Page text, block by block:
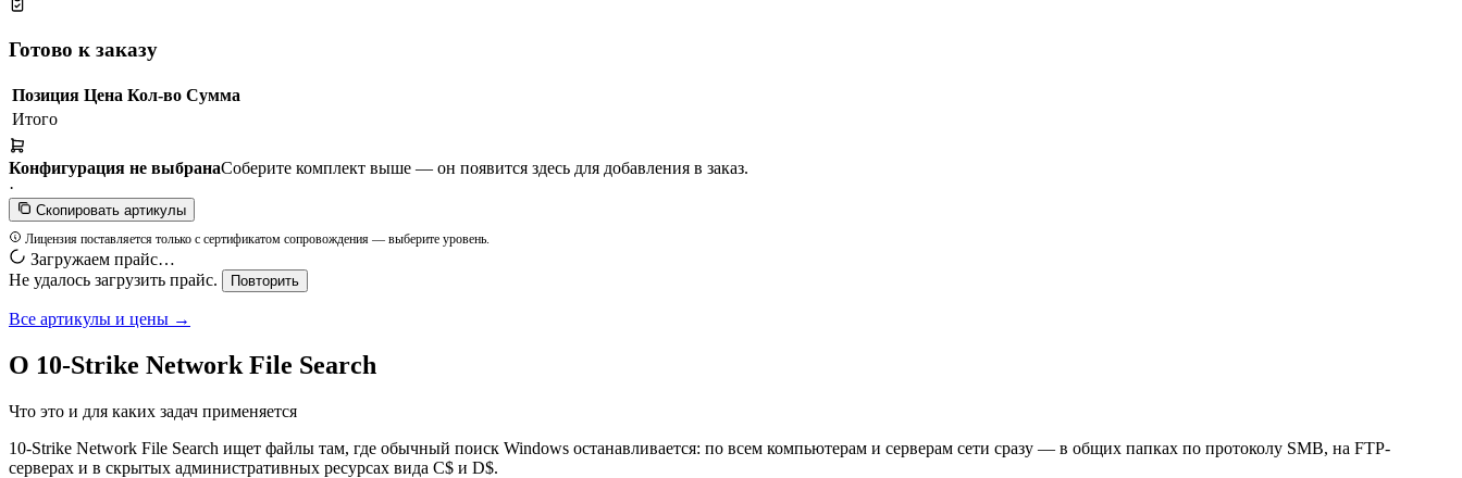
Готово к заказу
Позиция Цена Кол-во Сумма
Итого
Конфигурация не выбранаСоберите комплект выше — он появится здесь для добавления в заказ.
·
Скопировать артикулы
Лицензия поставляется только с сертификатом сопровождения — выберите уровень.
Загружаем прайс…
Не удалось загрузить прайс.
Повторить
Все артикулы и цены →
О 10-Strike Network File Search
Что это и для каких задач применяется
10-Strike Network File Search ищет файлы там, где обычный поиск Windows останавливается: по всем компьютерам и серверам сети сразу — в общих папках по протоколу SMB, на FTP-
серверах и в скрытых административных ресурсах вида C$ и D$.